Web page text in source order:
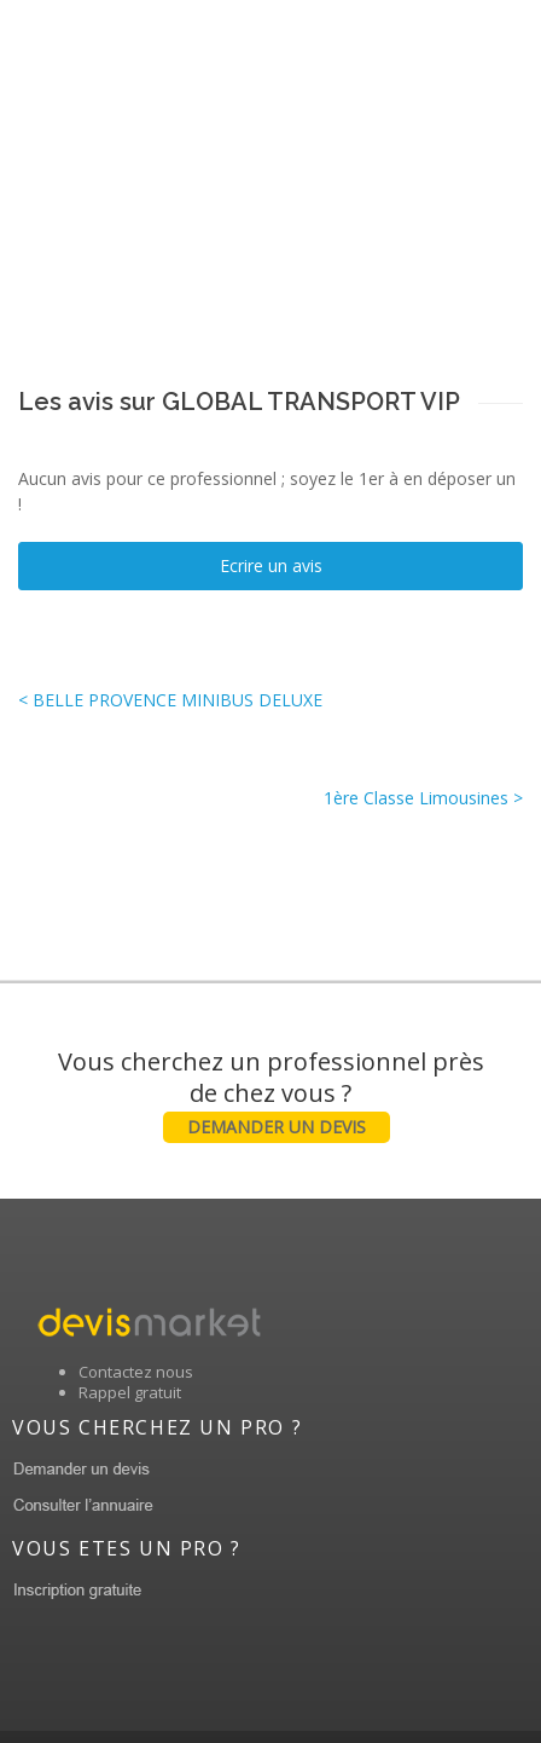
Les avis sur GLOBAL TRANSPORT VIP
Aucun avis pour ce professionnel ; soyez le 1er à en déposer un
!
Ecrire un avis
< BELLE PROVENCE MINIBUS DELUXE
1ère Classe Limousines >
Vous cherchez un professionnel près
DEMANDER UN DEVIS
Contactez nous
Rappel gratuit
VOUS CHERCHEZ UN PRO ?
VOUS ETES UN PRO ?